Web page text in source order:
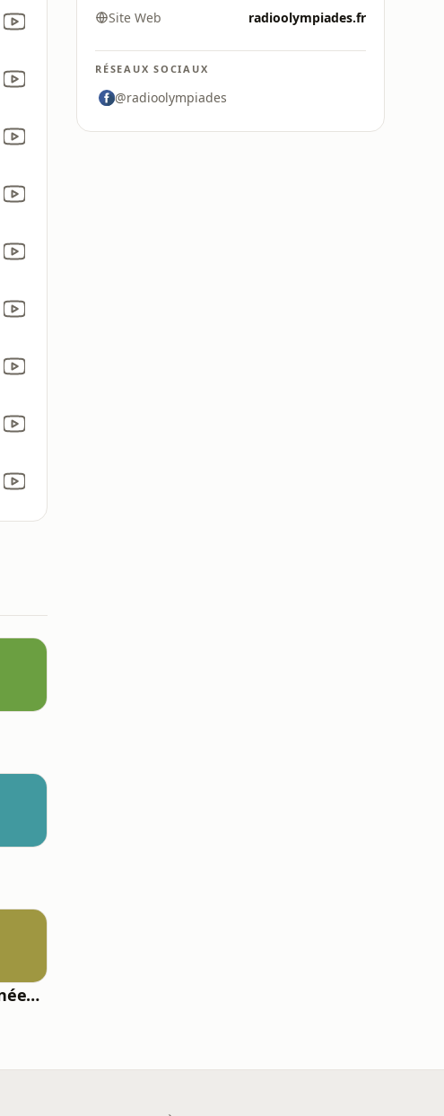
Impact FM - Années 90
Site Web radioolympiades.fr
RÉSEAUX SOCIAUX
@radioolympiades